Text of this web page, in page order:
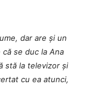
dar are și un
se duc la Ana
stă la televizor și
cu ea atunci,